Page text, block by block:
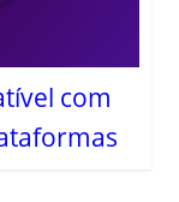
com